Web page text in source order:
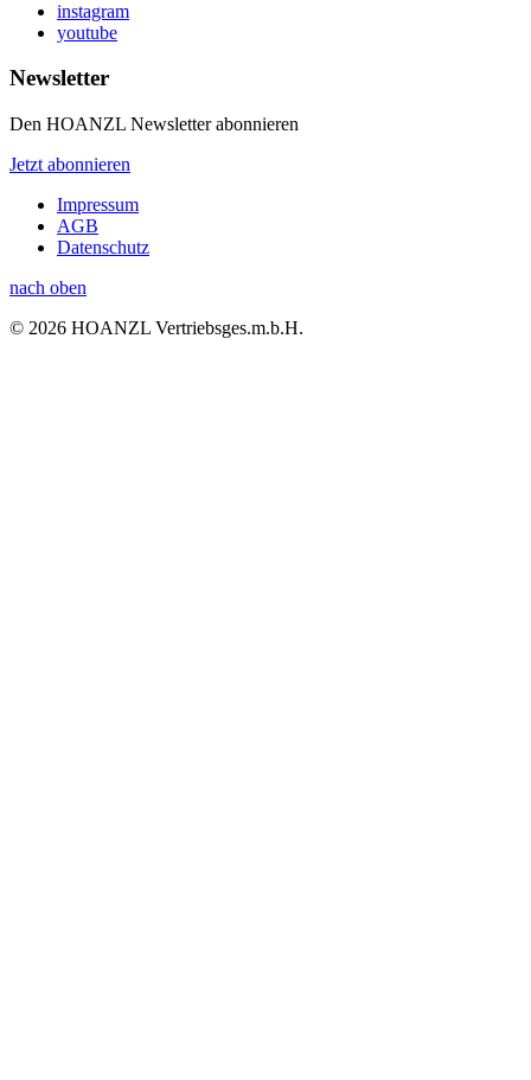
instagram
youtube
Newsletter
Den HOANZL Newsletter abonnieren
Jetzt abonnieren
Impressum
AGB
Datenschutz
nach oben
© 2026 HOANZL Vertriebsges.m.b.H.